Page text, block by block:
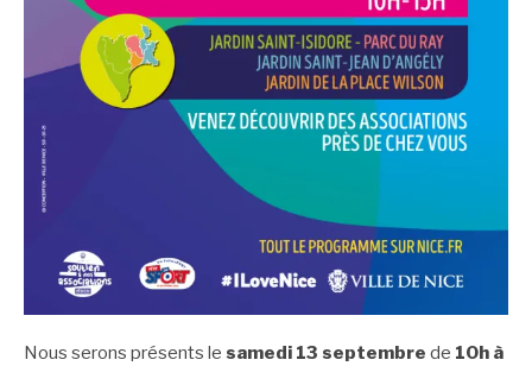
Nous serons présents le samedi 13 septembre de 10h à